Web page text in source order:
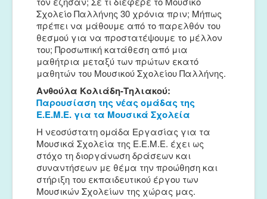
Σχολείο Παλλήνης 30 χρόνια πριν; Μήπως
πρέπει να μάθουμε από το παρελθόν του
θεσμού για να προστατέψουμε το μέλλον
του; Προσωπική κατάθεση από μια
μαθήτρια μεταξύ των πρώτων εκατό
μαθητών του Μουσικού Σχολείου Παλλήνης.
Ανθούλα Κολιάδη-Τηλιακού:
Παρουσίαση της νέας ομάδας της
Ε.Ε.Μ.Ε. για τα Μουσικά Σχολεία
H νεοσύστατη ομάδα Εργασίας για τα
Μουσικά Σχολεία της Ε.Ε.Μ.Ε. έχει ως
στόχο τη διοργάνωση δράσεων και
συναντήσεων με θέμα την προώθηση και
στήριξη του εκπαιδευτικού έργου των
Μουσικών Σχολείων της χώρας μας.